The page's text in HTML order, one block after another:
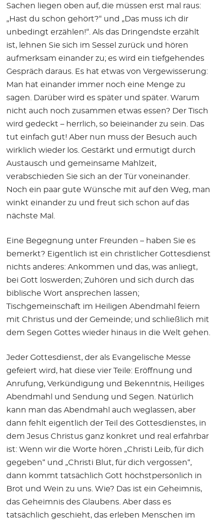
Sachen liegen oben auf, die müssen erst mal raus:
„Hast du schon gehört?“ und „Das muss ich dir
unbedingt erzählen!“. Als das Dringendste erzählt
ist, lehnen Sie sich im Sessel zurück und hören
aufmerksam einander zu; es wird ein tiefgehendes
Gespräch daraus. Es hat etwas von Vergewisserung:
Man hat einander immer noch eine Menge zu
sagen. Darüber wird es später und später. Warum
nicht auch noch zusammen etwas essen? Der Tisch
wird gedeckt – herrlich, so beieinander zu sein. Das
tut einfach gut! Aber nun muss der Besuch auch
wirklich wieder los. Gestärkt und ermutigt durch
Austausch und gemeinsame Mahlzeit,
verabschieden Sie sich an der Tür voneinander.
Noch ein paar gute Wünsche mit auf den Weg, man
winkt einander zu und freut sich schon auf das
nächste Mal.
Eine Begegnung unter Freunden – haben Sie es
bemerkt? Eigentlich ist ein christlicher Gottesdienst
nichts anderes: Ankommen und das, was anliegt,
bei Gott loswerden; Zuhören und sich durch das
biblische Wort ansprechen lassen;
Tischgemeinschaft im Heiligen Abendmahl feiern
mit Christus und der Gemeinde; und schließlich mit
dem Segen Gottes wieder hinaus in die Welt gehen.
Jeder Gottesdienst, der als Evangelische Messe
gefeiert wird, hat diese vier Teile: Eröffnung und
Anrufung, Verkündigung und Bekenntnis, Heiliges
Abendmahl und Sendung und Segen. Natürlich
kann man das Abendmahl auch weglassen, aber
dann fehlt eigentlich der Teil des Gottesdienstes, in
dem Jesus Christus ganz konkret und real erfahrbar
ist: Wenn wir die Worte hören „Christi Leib, für dich
gegeben“ und „Christi Blut, für dich vergossen“,
dann kommt tatsächlich Gott höchstpersönlich in
Brot und Wein zu uns. Wie? Das ist ein Geheimnis,
das Geheimnis des Glaubens. Aber dass es
tatsächlich geschieht, das erleben Menschen im